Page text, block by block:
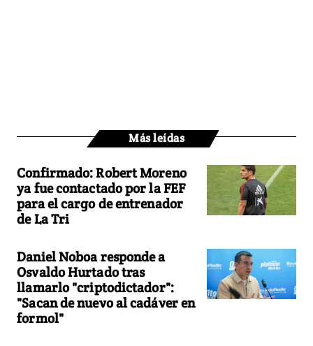
Más leídas
Confirmado: Robert Moreno
ya fue contactado por la FEF
para el cargo de entrenador
de La Tri
Daniel Noboa responde a
Osvaldo Hurtado tras
llamarlo "criptodictador":
"Sacan de nuevo al cadáver en
formol"